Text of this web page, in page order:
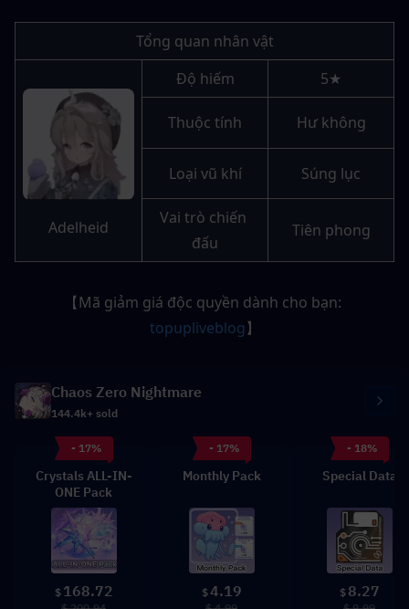
Tổng quan nhân vật
Adelheid
Độ hiếm 5★
Thuộc tính Hư không
Loại vũ khí Súng lục
Vai trò chiến
đấu
Tiên phong
topupliveblog】
Chaos Zero Nightmare
144.4k+ sold
- 17%
Crystals ALL-IN-
ONE Pack
$ 168.72
- 17%
Monthly Pack
$4.19
- 18%
Special Data
$ 8.27